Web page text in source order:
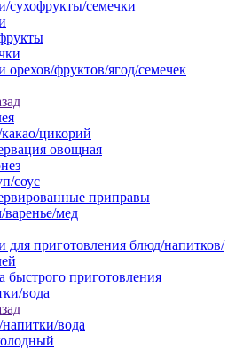
сухофрукты/семечки
орехов/фруктов/ягод/семечек
цикорий
овощная
соус
приправы
мед
для приготовления блюд/напитков/
быстрого приготовления
вода
вода